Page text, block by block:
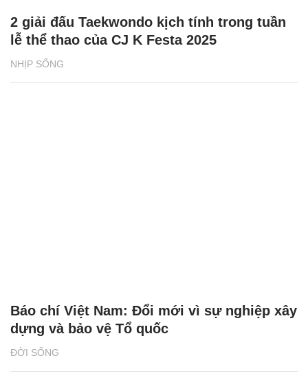
NHỊP SỐNG
2 giải đấu Taekwondo kịch tính trong tuần
lễ thể thao của CJ K Festa 2025
ĐỜI SỐNG
Báo chí Việt Nam: Đổi mới vì sự nghiệp xây
dựng và bảo vệ Tổ quốc